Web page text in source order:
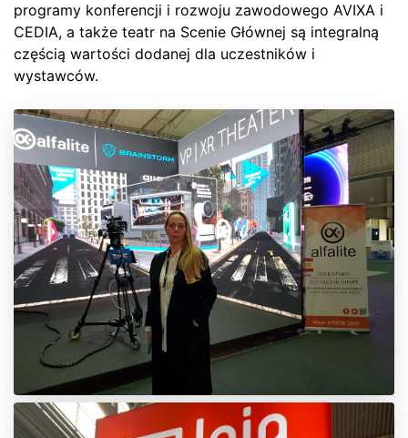
programy konferencji i rozwoju zawodowego AVIXA i
CEDIA, a także teatr na Scenie Głównej są integralną
częścią wartości dodanej dla uczestników i
wystawców.